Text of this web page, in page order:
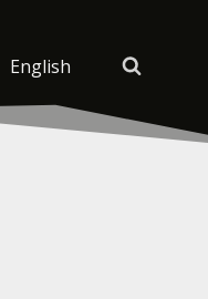
English